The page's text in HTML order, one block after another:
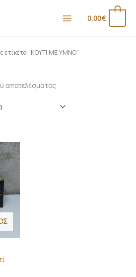
0,00€
ετικέτα “ΚΟΥΤΙ ΜΕ ΥΜΝΟ”
αποτελέσματος